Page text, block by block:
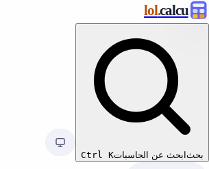
calcu
.lol
بحث ابحث عن الحاسبات Ctrl K